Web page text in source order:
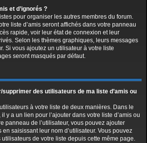
et d’ignorés ?
pour organiser les autres membres du forum.
liste d’amis seront affichés dans votre panneau
rapide, voir leur état de connexion et leur
Selon les thèmes graphiques, leurs messages
Si vous ajoutez un utilisateur à votre liste
seront masqués par défaut.
des utilisateurs de ma liste d’amis ou
à votre liste de deux manières. Dans le
y a un lien pour l’ajouter dans votre liste d’amis ou
panneau de l’utilisateur, vous pouvez ajouter
saisissant leur nom d’utilisateur. Vous pouvez
de votre liste depuis cette même page.